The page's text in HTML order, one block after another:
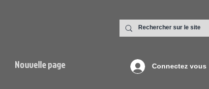
Nouvelle page Connectez vous